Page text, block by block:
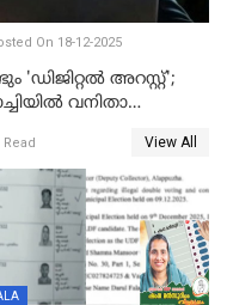
On 18-12-2025
'ഡിജിറ്റല്‍ അറസ്റ്റ്';
വനിതാ
രൂപ
Read View All